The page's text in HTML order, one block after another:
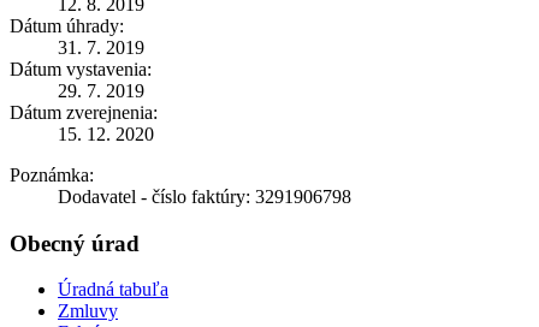
Dátum úhrady:
31. 7. 2019
Dátum vystavenia:
29. 7. 2019
Dátum zverejnenia:
15. 12. 2020
Poznámka:
Dodavatel - číslo faktúry: 3291906798
Obecný úrad
Úradná tabuľa
Zmluvy